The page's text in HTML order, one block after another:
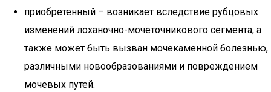
приобретенный – возникает вследствие рубцовых
изменений лоханочно-мочеточникового сегмента, а
также может быть вызван мочекаменной болезнью,
различными новообразованиями и повреждением
мочевых путей.